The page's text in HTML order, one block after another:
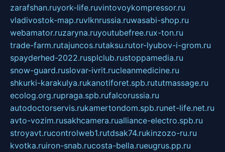
zarafshan.ruyork-life.ruvintovoykompressor.ru
vladivostok-map.ruvlknrussia.ruwasabi-shop.ru
webamator.ruzaryna.ruyoutubefree.rux-ton.ru
trade-farm.rutajuncos.rutaksu.rutor-lyubov-i-grom.ru
spayderhed-2022.rusplclub.rustoppamedia.ru
snow-guard.ruslovar-ivrit.rucleanmedicine.ru
shkurki-karakulya.rukanotiforet.spb.rututmassage.ru
ecolog.org.rupraga.spb.rufalcorussia.ru
autodoctorservis.rukamertondom.spb.runet-life.net.ru
avto-vozim.rusakhcamera.rualliance-electro.spb.ru
stroyavt.rucontrolweb1.rutdsak74.rukinzozo-ru.ru
kvotka.ruiron-snab.rucosta-bella.rueugrus.pp.ru